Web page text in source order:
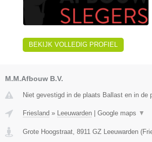
BEKIJK VOLLEDIG PROFIEL
M.M.Afbouw B.V.
Niet gevestigd in de plaats Ballast en in de
Friesland » Leeuwarden Google maps ▼
Grote Hoogstraat, 8911 GZ Leeuwarden (